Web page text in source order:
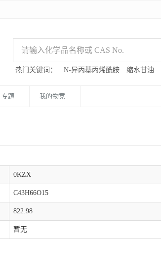
热门关键词： N-异丙基丙烯酰胺 缩水甘油
专题 我的物竞
0KZX
C43H66O15
822.98
暂无